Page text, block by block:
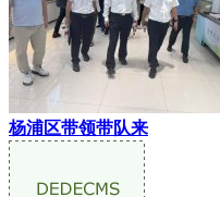
杨浦区带领带队来